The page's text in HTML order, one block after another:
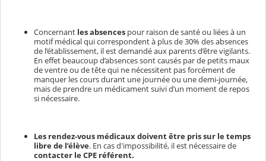
Concernant les absences pour raison de santé ou liées à un
motif médical qui correspondent à plus de 30% des absences
de l’établissement, il est demandé aux parents d’être vigilants.
En effet beaucoup d’absences sont causés par de petits maux
de ventre ou de tête qui ne nécessitent pas forcément de
manquer les cours durant une journée ou une demi-journée,
mais de prendre un médicament suivi d’un moment de repos
si nécessaire.
Les rendez-vous médicaux doivent être pris sur le temps
libre de l’élève. En cas d'impossibilité, il est nécessaire de
contacter le CPE référent.